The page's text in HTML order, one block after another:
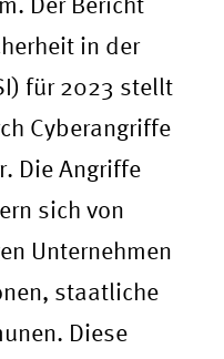
in der
für 2023 stellt
Cyberangriffe
Die Angriffe
sich von
Unternehmen
staatliche
Diese